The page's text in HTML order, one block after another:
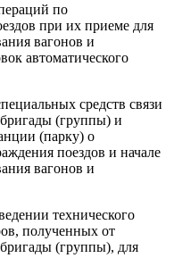
по
при их приеме для
вагонов и
автоматического
средств связи
(группы) и
(парку) о
поездов и начале
вагонов и
технического
полученных от
(группы), для